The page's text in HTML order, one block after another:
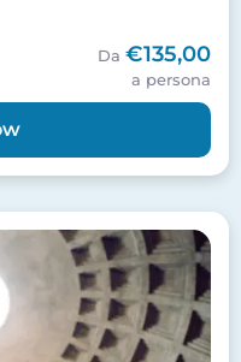
Da €135,00
a persona